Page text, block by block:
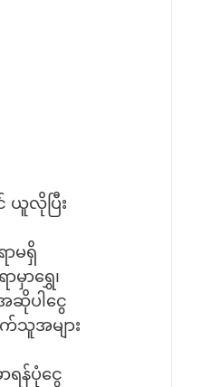
ယူလိုပြီး
ာမရှိ
ာရွှေ၊
ဆိုပါငွေ
သူအများ
ရန်ပုံငွေ